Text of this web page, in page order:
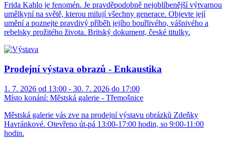
Frida Kahlo je fenomén. Je pravděpodobně nejoblíbenější výtvarnou
umělkyní na světě, kterou milují všechny generace. Objevte její
umění a poznejte pravdivý příběh jejího bouřlivého, vášnivého a
rebelsky prožitého života. Britský dokument, české titulky.
Prodejní výstava obrazů - Enkaustika
1. 7. 2026 od 13:00 - 30. 7. 2026 do 17:00
Místo konání: Městská galerie - Třemošnice
Městská galerie vás zve na prodejní výstavu obrázků Zdeňky
Havránkové. Otevřeno út-pá 13:00-17:00 hodin, so 9:00-11:00
hodin.